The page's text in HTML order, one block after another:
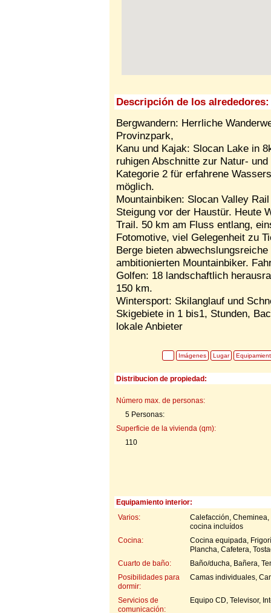
Descripción de los alrededores:
Bergwandern: Herrliche
Provinzpark,
Kanu und Kajak: Slocan Lake in
ruhigen Abschnitte zur Natur-
Kategorie 2 für erfahrene
möglich.
Mountainbiken: Slocan Valley
Steigung vor der Haustür. Heute
Trail. 50 km am Fluss entlang,
Fotomotive, viel Gelegenheit zu
Berge bieten
ambitionierten Mountainbiker.
Golfen: 18 landschaftlich
150 km.
Wintersport: Skilanglauf und
Skigebiete in 1 bis1, Stunden,
lokale Anbieter
Imágenes Lugar
Distribucion de propiedad:
Número max. de personas:
5 Personas:
Superficie de la vivienda (qm):
110
Equipamiento interior:
Varios:
Calefacción,
cocina incluídos
Cocina:
Cocina equipada,
Plancha, Cafetera,
Cuarto de baño:
Baño/ducha, Bañera,
Posibilidades para
dormir:
Camas individuales,
Servicios de
comunicación:
Equipo CD, Televisor,